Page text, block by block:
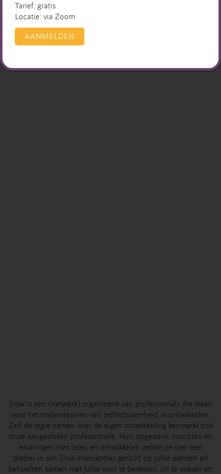
Slow is een (netwerk) organisatie van professionals die staan
voor het ondersteunen van zelfredzaamheid in ontwikkelen.
Zelf de regie nemen over de eigen ontwikkeling kenmerkt ook
onze aangesloten professionals. Hun opgedane inzichten en
ervaringen met leren en ontwikkelen zetten ze met veel
plezier in om Slow interventies gericht op jullie wensen en
behoeften samen met jullie voor te bereiden, uit te voeren en
Tarief: gratis
Locatie: via Zoom
AANMELDEN